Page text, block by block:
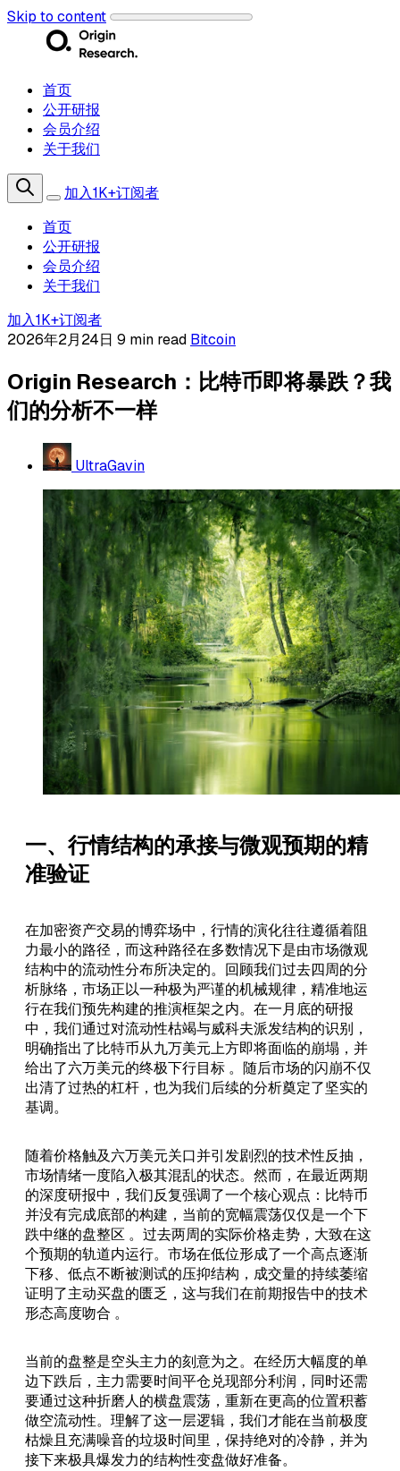
Skip to content
首页
公开研报
会员介绍
关于我们
加入1K+订阅者
首页
公开研报
会员介绍
关于我们
加入1K+订阅者
2026年2月24日 9 min read Bitcoin
Origin Research：比特币即将暴跌？我
们的分析不一样
UltraGavin
一、行情结构的承接与微观预期的精
准验证
在加密资产交易的博弈场中，行情的演化往往遵循着阻
力最小的路径，而这种路径在多数情况下是由市场微观
结构中的流动性分布所决定的。回顾我们过去四周的分
析脉络，市场正以一种极为严谨的机械规律，精准地运
行在我们预先构建的推演框架之内。在一月底的研报
中，我们通过对流动性枯竭与威科夫派发结构的识别，
明确指出了比特币从九万美元上方即将面临的崩塌，并
给出了六万美元的终极下行目标 。随后市场的闪崩不仅
出清了过热的杠杆，也为我们后续的分析奠定了坚实的
基调。
随着价格触及六万美元关口并引发剧烈的技术性反抽，
市场情绪一度陷入极其混乱的状态。然而，在最近两期
的深度研报中，我们反复强调了一个核心观点：比特币
并没有完成底部的构建，当前的宽幅震荡仅仅是一个下
跌中继的盘整区 。过去两周的实际价格走势，大致在这
个预期的轨道内运行。市场在低位形成了一个高点逐渐
下移、低点不断被测试的压抑结构，成交量的持续萎缩
证明了主动买盘的匮乏，这与我们在前期报告中的技术
形态高度吻合 。
当前的盘整是空头主力的刻意为之。在经历大幅度的单
边下跌后，主力需要时间平仓兑现部分利润，同时还需
要通过这种折磨人的横盘震荡，重新在更高的位置积蓄
做空流动性。理解了这一层逻辑，我们才能在当前极度
枯燥且充满噪音的垃圾时间里，保持绝对的冷静，并为
接下来极具爆发力的结构性变盘做好准备。